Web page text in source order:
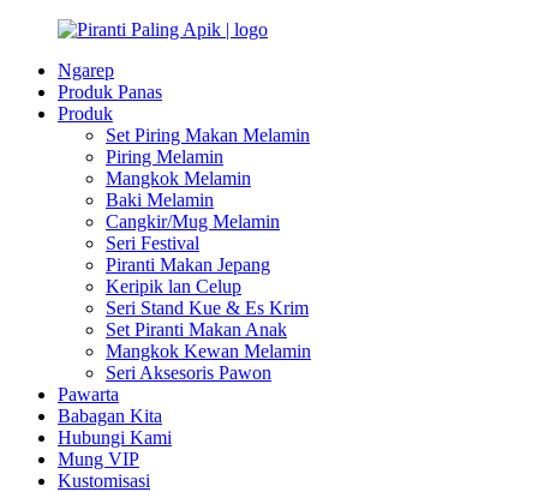
Ngarep
Produk Panas
Produk
Set Piring Makan Melamin
Piring Melamin
Mangkok Melamin
Baki Melamin
Cangkir/Mug Melamin
Seri Festival
Piranti Makan Jepang
Keripik lan Celup
Seri Stand Kue & Es Krim
Set Piranti Makan Anak
Mangkok Kewan Melamin
Seri Aksesoris Pawon
Pawarta
Babagan Kita
Hubungi Kami
Mung VIP
Kustomisasi